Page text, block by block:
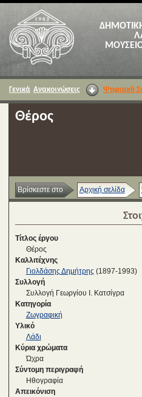
Γενικά Ανακοινώσεις Ψηφιακή
Θέρος
Βρίσκεστε στο Αρχική σελίδα
Τίτλος έργου
Θέρος
Καλλιτέχνης
Γιολδάσης Δημήτρης (1897-1993)
Συλλογή
Συλλογή Γεωργίου Ι. Κατσίγρα
Κατηγορία
Ζωγραφική
Υλικό
Λάδι
Κύρια χρώματα
Ώχρα
Σύντομη περιγραφή
Ηθογραφία
Απεικόνιση